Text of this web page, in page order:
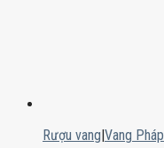
Rượu vang|Vang Pháp